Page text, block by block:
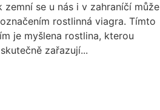
zemní se u nás i v zahraníčí může
rostlinná viagra. Tímto
je myšlena rostlina, kterou
zařazují...